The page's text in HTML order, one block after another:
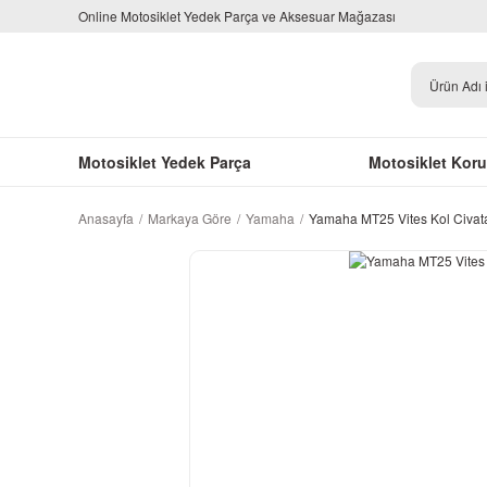
Online Motosiklet Yedek Parça ve Aksesuar Mağazası
Motosiklet Yedek Parça Motosiklet
Anasayfa Markaya Göre Yamaha Yamaha MT25 Vites Kol